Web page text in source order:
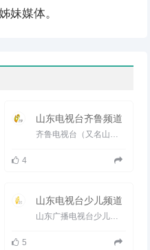
妹媒体。
山东电视台齐鲁频道
4
山东电视台少儿频道
山东广播电视台少儿频道（频道呼号：SDTV-9）是山东广播电视台旗下的地面电视频道，于2005年9月15日正式开播。 2006...
5